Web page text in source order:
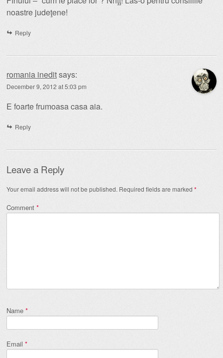
noastre judeţene!
Reply
romania ineditsays:
December 9, 2012 at 5:03 pm
E foarte frumoasa casa aia.
Reply
Leave a Reply
Your email address will not be published. Required fields are marked *
Comment *
Name *
Email *